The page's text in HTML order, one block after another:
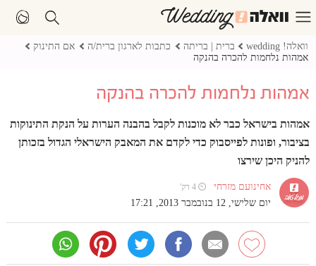
וואלה! wedding ברית | בריתה כתבות לארגון ברית/ה
אם התינוק
אמהות נלחמות להכרה בהנקה
אמהות נלחמות להכרה בהנקה
אמהות בישראל כבר לא מוכנות לקבל בהבנה הערות על הנקת התינוקות
בציבור, ופונות לפייסבוק כדי לקדם את המאבק הישראלי הגדול בזכותן
להניק היכן שירצו
אחינועם מזרחי ⏲ 4 דק'
יום שלישי, 12 בנובמבר 2013, 17:21